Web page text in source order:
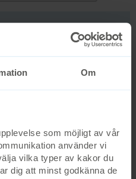
Om
som möjligt av vår
använder vi
vilka typer av kakor du
dig att minst godkänna de
öppnas i ny flik
Ågrenskas